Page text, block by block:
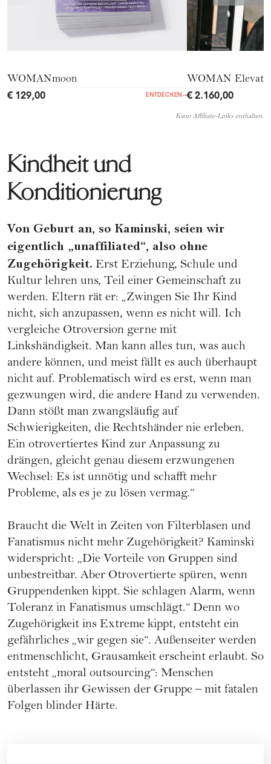
WOMANmoon
€ 129,00 ENTDECKEN →
WOMAN Elevate
€ 2.160,00
Kann Affiliate-Links enthalten.
Kindheit und
Konditionierung
Von Geburt an, so Kaminski, seien wir
eigentlich „unaffiliated“, also ohne
Zugehörigkeit. Erst Erziehung, Schule und
Kultur lehren uns, Teil einer Gemeinschaft zu
werden. Eltern rät er: „Zwingen Sie Ihr Kind
nicht, sich anzupassen, wenn es nicht will. Ich
vergleiche Otroversion gerne mit
Linkshändigkeit. Man kann alles tun, was auch
andere können, und meist fällt es auch überhaupt
nicht auf. Problematisch wird es erst, wenn man
gezwungen wird, die andere Hand zu verwenden.
Dann stößt man zwangsläufig auf
Schwierigkeiten, die Rechtshänder nie erleben.
Ein otrovertiertes Kind zur Anpassung zu
drängen, gleicht genau diesem erzwungenen
Wechsel: Es ist unnötig und schafft mehr
Probleme, als es je zu lösen vermag.“
Braucht die Welt in Zeiten von Filterblasen und
Fanatismus nicht mehr Zugehörigkeit? Kaminski
widerspricht: „Die Vorteile von Gruppen sind
unbestreitbar. Aber Otrovertierte spüren, wenn
Gruppendenken kippt. Sie schlagen Alarm, wenn
Toleranz in Fanatismus umschlägt.“ Denn wo
Zugehörigkeit ins Extreme kippt, entsteht ein
gefährliches „wir gegen sie“. Außenseiter werden
entmenschlicht, Grausamkeit erscheint erlaubt. So
entsteht „moral outsourcing“: Menschen
überlassen ihr Gewissen der Gruppe – mit fatalen
Folgen blinder Härte.